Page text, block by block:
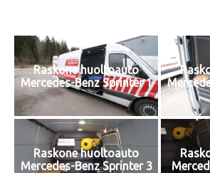
Raskone huoltoauto
Mercedes-Benz Sprinter 1
Raskone huoltoauto
Mercedes-Benz Sprinter 3